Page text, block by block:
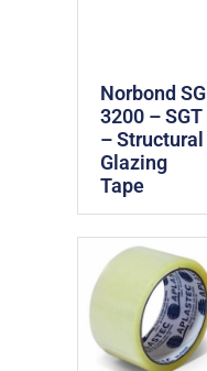
Norbond SG
3200 – SGT
– Structural
Glazing
Tape